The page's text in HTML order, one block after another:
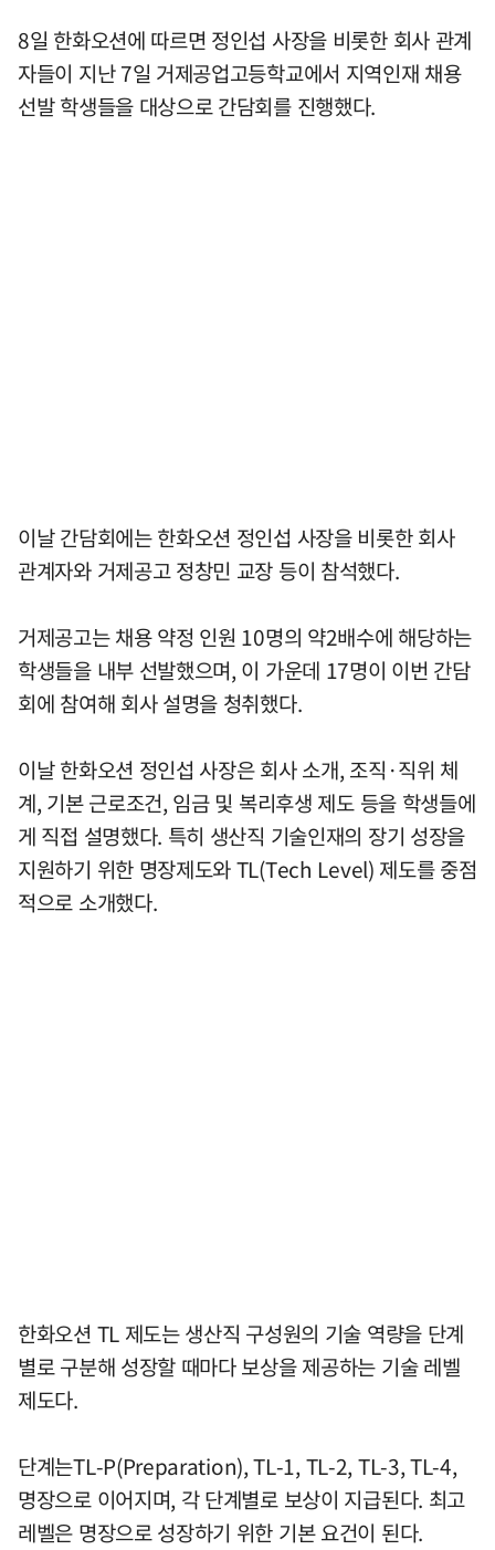
8일 한화오션에 따르면 정인섭 사장을 비롯한 회사 관계
자들이 지난 7일 거제공업고등학교에서 지역인재 채용
선발 학생들을 대상으로 간담회를 진행했다.
이날 간담회에는 한화오션 정인섭 사장을 비롯한 회사
관계자와 거제공고 정창민 교장 등이 참석했다.
거제공고는 채용 약정 인원 10명의 약2배수에 해당하는
학생들을 내부 선발했으며, 이 가운데 17명이 이번 간담
회에 참여해 회사 설명을 청취했다.
이날 한화오션 정인섭 사장은 회사 소개, 조직·직위 체
계, 기본 근로조건, 임금 및 복리후생 제도 등을 학생들에
게 직접 설명했다. 특히 생산직 기술인재의 장기 성장을
지원하기 위한 명장제도와 TL(Tech Level) 제도를 중점
적으로 소개했다.
한화오션 TL 제도는 생산직 구성원의 기술 역량을 단계
별로 구분해 성장할 때마다 보상을 제공하는 기술 레벨
제도다.
단계는TL-P(Preparation), TL-1, TL-2, TL-3, TL-4,
명장으로 이어지며, 각 단계별로 보상이 지급된다. 최고
레벨은 명장으로 성장하기 위한 기본 요건이 된다.